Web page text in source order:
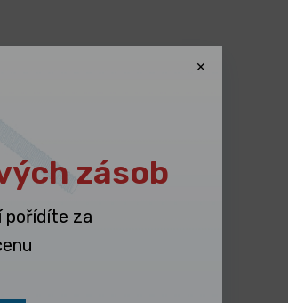
zásob
pořídíte za